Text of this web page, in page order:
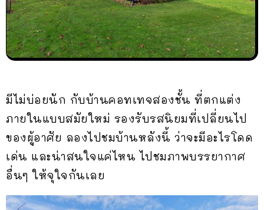
มีไม่บ่อยนัก กับบ้านคอทเทจสองชั้น ที่ตกแต่ง
ภายในแบบสมัยใหม่ รองรับรสนิยมที่เปลี่ยนไป
ของผู้อาศัย ลองไปชมบ้านหลังนี้ ว่าจะมีอะไรโดด
เด่น และน่าสนใจแค่ไหน ไปชมภาพบรรยากาศ
อื่นๆ ให้จุใจกันเลย